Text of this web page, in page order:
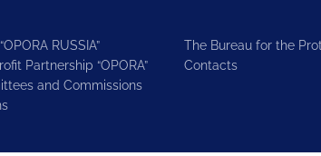
RUSSIA”
Partnership “OPORA”
and Commissions
The Bureau for the
Contacts